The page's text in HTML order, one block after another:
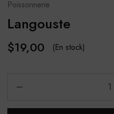
Poissonnerie
Langouste
$19,00 (En stock)